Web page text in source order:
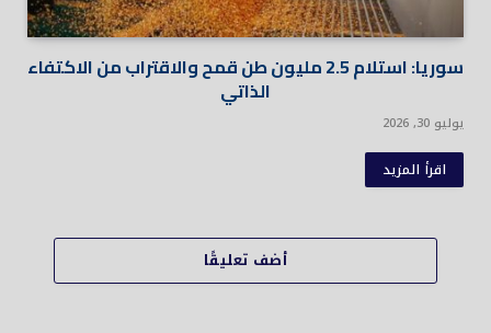
سوريا: استلام 2.5 مليون طن قمح والاقتراب من الاكتفاء
الذاتي
يوليو 30, 2026
اقرأ المزيد
أضف تعليقًا